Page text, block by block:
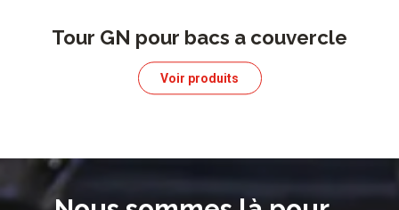
Tour GN pour bacs a couvercle
Voir produits